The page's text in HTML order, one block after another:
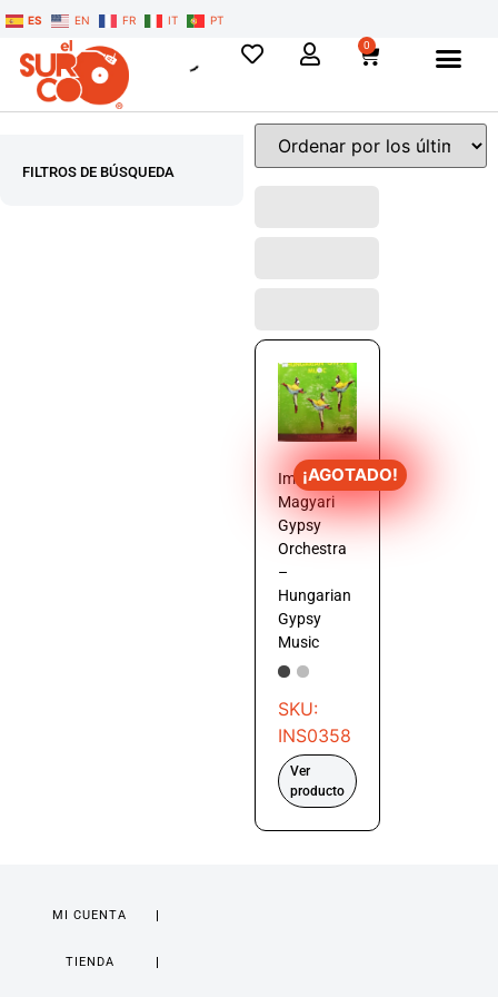
ES EN FR IT PT
0
FILTROS DE BÚSQUEDA
¡AGOTADO!
Imre
Magyari
Gypsy
Orchestra
–
Hungarian
Gypsy
Music
SKU:
INS0358
Ver
producto
MI CUENTA
TIENDA